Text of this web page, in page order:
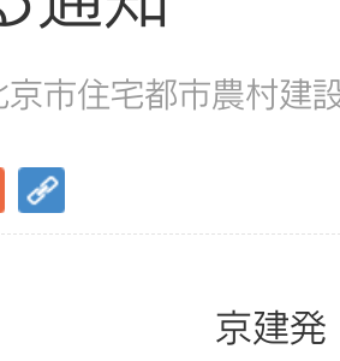
京市住宅都市農村建
京建